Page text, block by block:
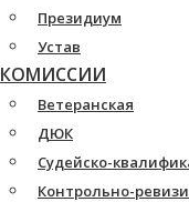
Президиум
Устав
КОМИССИИ
Ветеранская
ДЮК
Судейско-
Контрольно-